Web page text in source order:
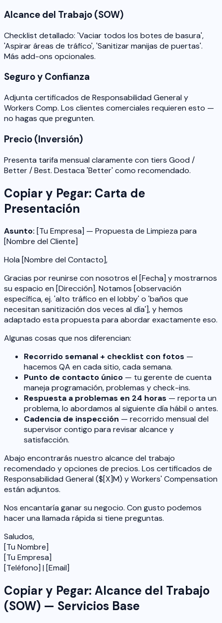
Alcance del Trabajo (SOW)
Checklist detallado: 'Vaciar todos los botes de basura',
'Aspirar áreas de tráfico', 'Sanitizar manijas de puertas'.
Más add-ons opcionales.
Seguro y Confianza
Adjunta certificados de Responsabilidad General y
Workers Comp. Los clientes comerciales requieren esto —
no hagas que pregunten.
Precio (Inversión)
Presenta tarifa mensual claramente con tiers Good /
Better / Best. Destaca 'Better' como recomendado.
Copiar y Pegar: Carta de
Presentación
Asunto: [Tu Empresa] — Propuesta de Limpieza para
[Nombre del Cliente]
Hola [Nombre del Contacto],
Gracias por reunirse con nosotros el [Fecha] y mostrarnos
su espacio en [Dirección]. Notamos [observación
específica, ej. 'alto tráfico en el lobby' o 'baños que
necesitan sanitización dos veces al día'], y hemos
adaptado esta propuesta para abordar exactamente eso.
Algunas cosas que nos diferencian:
Recorrido semanal + checklist con fotos —
hacemos QA en cada sitio, cada semana.
Punto de contacto único — tu gerente de cuenta
maneja programación, problemas y check-ins.
Respuesta a problemas en 24 horas — reporta un
problema, lo abordamos al siguiente día hábil o antes.
Cadencia de inspección — recorrido mensual del
supervisor contigo para revisar alcance y
satisfacción.
Abajo encontrarás nuestro alcance del trabajo
recomendado y opciones de precios. Los certificados de
Responsabilidad General ($[X]M) y Workers' Compensation
están adjuntos.
Nos encantaría ganar su negocio. Con gusto podemos
hacer una llamada rápida si tiene preguntas.
Saludos,
[Tu Nombre]
[Tu Empresa]
[Teléfono] | [Email]
Copiar y Pegar: Alcance del Trabajo
(SOW) — Servicios Base